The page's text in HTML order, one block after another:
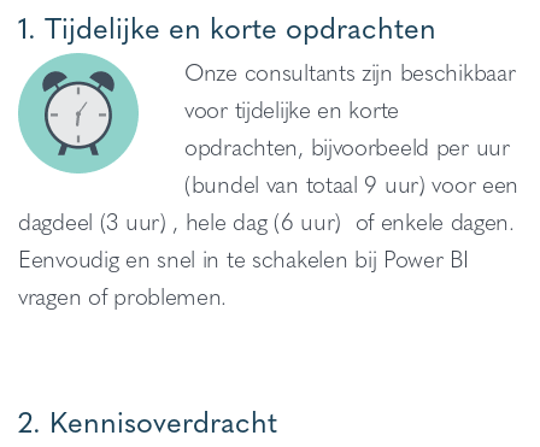
1. Tijdelijke en korte opdrachten
Onze consultants zijn beschikbaar
voor tijdelijke en korte
opdrachten, bijvoorbeeld per uur
(bundel van totaal 9 uur) voor een
dagdeel (3 uur) , hele dag (6 uur) of enkele dagen.
Eenvoudig en snel in te schakelen bij Power BI
vragen of problemen.
2. Kennisoverdracht